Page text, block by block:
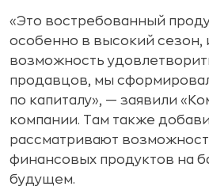
«Это востребованный
особенно в высокий сезон,
возможность
продавцов, мы
по капиталу», — заявили
компании. Там также
рассматривают
финансовых продуктов на
будущем.